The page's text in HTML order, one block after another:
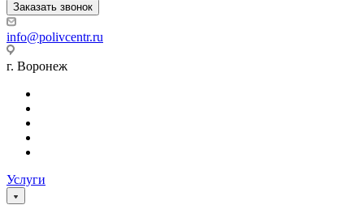
Заказать звонок
info@polivcentr.ru
г. Воронеж
Услуги